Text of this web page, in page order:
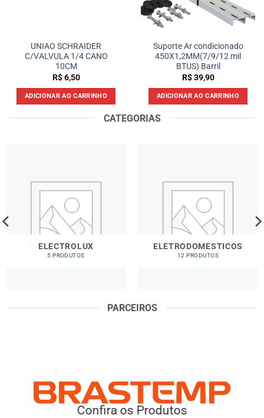
UNIAO SCHRAIDER
C/VALVULA 1/4 CANO
10CM
R$6,50
ADICIONAR AO CARRINHO
Suporte Ar condicionado
450X1,2MM(7/9/12 mil
BTUS) Barril
R$39,90
ADICIONAR AO CARRINHO
CATEGORIAS
ELECTROLUX
5 PRODUTOS
ELETRODOMESTICOS
12 PRODUTOS
PARCEIROS
Confira os Produtos